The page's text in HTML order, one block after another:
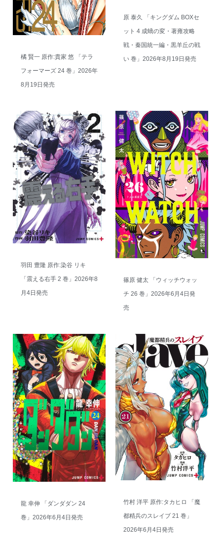
橘 賢一 原作:貴家 悠 「テラ
フォーマーズ 24 巻」2026年
8月19日発売
原 泰久 「キングダム BOXセ
ット 4 成蟜の変・著雍攻略
戦・秦国統一編・黒羊丘の戦
い 巻」2026年8月19日発売
羽田 豊隆 原作:染谷 リキ
「震える右手 2 巻」2026年8
月4日発売
篠原 健太 「ウィッチウォッ
チ 26 巻」2026年6月4日発
売
龍 幸伸 「ダンダダン 24
巻」2026年6月4日発売
竹村 洋平 原作:タカヒロ 「魔
都精兵のスレイブ 21 巻」
2026年6月4日発売